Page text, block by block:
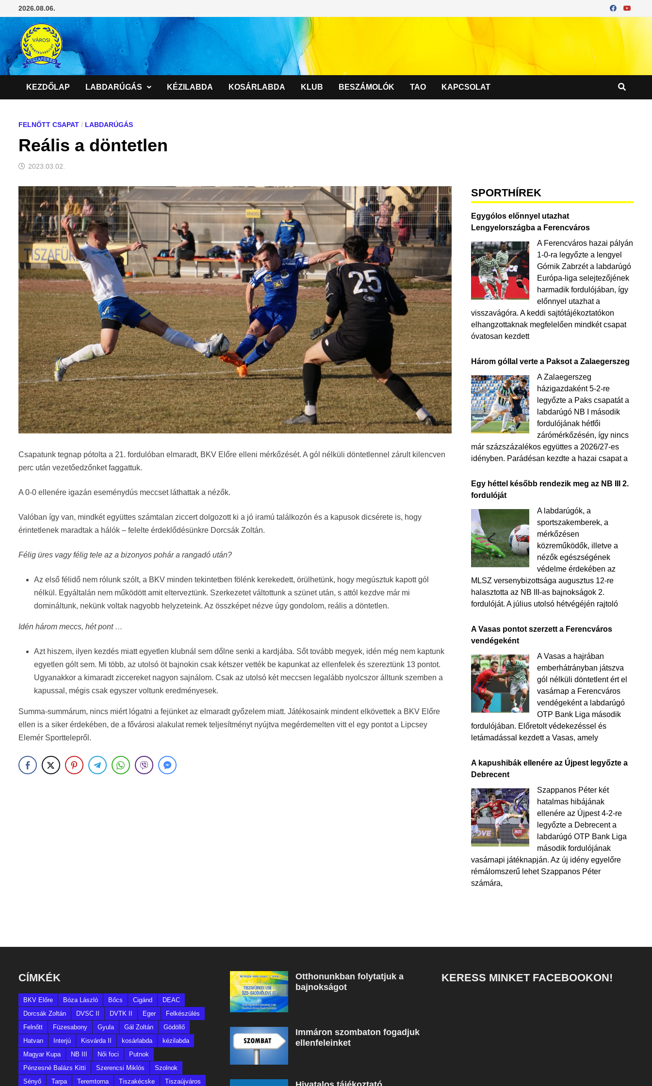
to
2026.08.06.
KEZDŐLAP LABDARÚGÁS KÉZILABDA KOSÁRLABDA KLUB BESZÁMOLÓK TAO KAPCSOLAT
FELNŐTT CSAPAT / LABDARÚGÁS
Reális a döntetlen
2023.03.02.
Csapatunk tegnap pótolta a 21. fordulóban elmaradt, BKV Előre elleni mérkőzését. A gól nélküli döntetlennel zárult kilencven
perc után vezetőedzőnket faggattuk.
A 0-0 ellenére igazán eseménydús meccset láthattak a nézők.
Valóban így van, mindkét együttes számtalan ziccert dolgozott ki a jó iramú találkozón és a kapusok dicsérete is, hogy
érintetlenek maradtak a hálók – felelte érdeklődésünkre Dorcsák Zoltán.
Félig üres vagy félig tele az a bizonyos pohár a rangadó után?
Az első félidő nem rólunk szólt, a BKV minden tekintetben fölénk kerekedett, örülhetünk, hogy megúsztuk kapott gól
nélkül. Egyáltalán nem működött amit elterveztünk. Szerkezetet váltottunk a szünet után, s attól kezdve már mi
domináltunk, nekünk voltak nagyobb helyzeteink. Az összképet nézve úgy gondolom, reális a döntetlen.
Idén három meccs, hét pont …
Azt hiszem, ilyen kezdés miatt egyetlen klubnál sem dőlne senki a kardjába. Sőt tovább megyek, idén még nem kaptunk
egyetlen gólt sem. Mi több, az utolsó öt bajnokin csak kétszer vették be kapunkat az ellenfelek és szereztünk 13 pontot.
Ugyanakkor a kimaradt ziccereket nagyon sajnálom. Csak az utolsó két meccsen legalább nyolcszor álltunk szemben a
kapussal, mégis csak egyszer voltunk eredményesek.
Summa-summárum, nincs miért lógatni a fejünket az elmaradt győzelem miatt. Játékosaink mindent elkövettek a BKV Előre
ellen is a siker érdekében, de a fővárosi alakulat remek teljesítményt nyújtva megérdemelten vitt el egy pontot a Lipcsey
Elemér Sporttelepről.
SPORTHÍREK
Egygólos előnnyel utazhat
Lengyelországba a Ferencváros
A Ferencváros hazai pályán
1-0-ra legyőzte a lengyel
Górnik Zabrzét a labdarúgó
Európa-liga selejtezőjének
harmadik fordulójában, így
előnnyel utazhat a
visszavágóra. A keddi sajtótájékoztatókon
elhangzottaknak megfelelően mindkét csapat
óvatosan kezdett
Három góllal verte a Paksot a Zalaegerszeg
A Zalaegerszeg
házigazdaként 5-2-re
legyőzte a Paks csapatát a
labdarúgó NB I második
fordulójának hétfői
zárómérkőzésén, így nincs
már százszázalékos együttes a 2026/27-es
idényben. Parádésan kezdte a hazai csapat a
Egy héttel később rendezik meg az NB III 2.
fordulóját
A labdarúgók, a
sportszakemberek, a
mérkőzésen
közreműködők, illetve a
nézők egészségének
védelme érdekében az
MLSZ versenybizottsága augusztus 12-re
halasztotta az NB III-as bajnokságok 2.
fordulóját. A július utolsó hétvégéjén rajtoló
A Vasas pontot szerzett a Ferencváros
vendégeként
A Vasas a hajrában
emberhátrányban játszva
gól nélküli döntetlent ért el
vasárnap a Ferencváros
vendégeként a labdarúgó
OTP Bank Liga második
fordulójában. Előretolt védekezéssel és
letámadással kezdett a Vasas, amely
A kapushibák ellenére az Újpest legyőzte a
Debrecent
Szappanos Péter két
hatalmas hibájának
ellenére az Újpest 4-2-re
legyőzte a Debrecent a
labdarúgó OTP Bank Liga
második fordulójának
vasárnapi játéknapján. Az új idény egyelőre
rémálomszerű lehet Szappanos Péter
számára,
CÍMKÉK
BKV Előre Bóza László Bőcs Cigánd
DEAC
Dorcsák Zoltán
DVSC II DVTK II Eger
Felkészülés
Felnőtt
Füzesabony Gyula Gál Zoltán
Gödöllő
Hatvan
Interjú Kisvárda II kosárlabda
kézilabda
Magyar Kupa
NB III Női foci
Putnok
Pénzesné Balázs Kitti
Szerencsi Miklós
Szolnok
Sényő
Tarpa Teremtorna Tiszakécske Tiszaújváros
Otthonunkban folytatjuk a
bajnokságot
Immáron szombaton fogadjuk
ellenfeleinket
KERESS MINKET FACEBOOKON!